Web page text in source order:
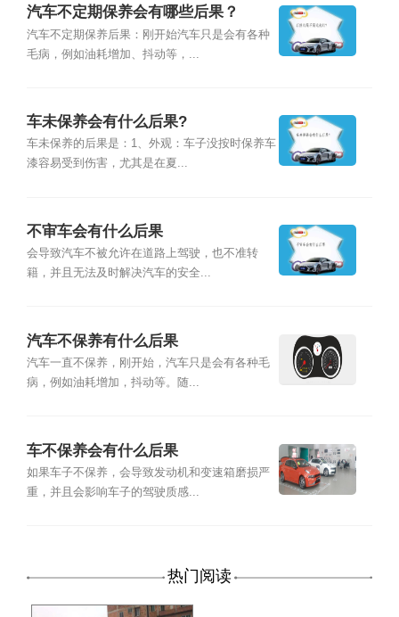
汽车不定期保养会有哪些后果？
汽车不定期保养后果：刚开始汽车只是会有各种
毛病，例如油耗增加、抖动等，...
车未保养会有什么后果?
车未保养的后果是：1、外观：车子没按时保养车
漆容易受到伤害，尤其是在夏...
不审车会有什么后果
会导致汽车不被允许在道路上驾驶，也不准转
籍，并且无法及时解决汽车的安全...
汽车不保养有什么后果
汽车一直不保养，刚开始，汽车只是会有各种毛
病，例如油耗增加，抖动等。随...
车不保养会有什么后果
如果车子不保养，会导致发动机和变速箱磨损严
重，并且会影响车子的驾驶质感...
热门阅读